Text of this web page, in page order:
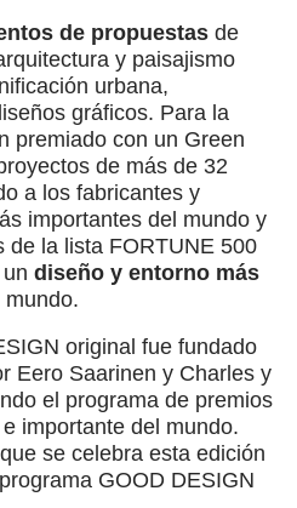
de propuestas de
y paisajismo
urbana,
gráficos. Para la
premiado con un Green
de más de 32
a los fabricantes y
importantes del mundo y
de la lista FORTUNE 500
diseño y entorno más
original fue fundado
Eero Saarinen y Charles y
el programa de premios
importante del mundo.
se celebra esta edición
GOOD DESIGN